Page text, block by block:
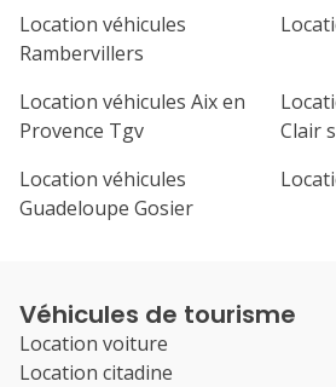
Location véhicules
Rambervillers
Location véhicules Aix en
Provence Tgv
Clair
Location véhicules
Guadeloupe Gosier
Véhicules de tourisme
Location voiture
Location citadine